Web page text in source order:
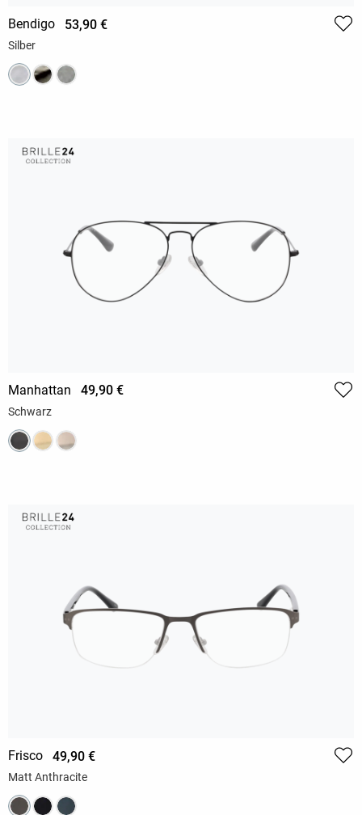
Bendigo 53,90 €
Silber
Manhattan 49,90 €
Schwarz
Frisco 49,90 €
Matt Anthracite